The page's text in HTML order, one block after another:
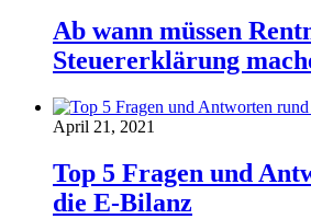
Ab wann müssen
Steuererklärung
April 21, 2021
Top 5 Fragen und
die E-Bilanz